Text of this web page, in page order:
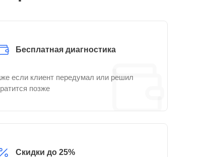
Бесплатная диагностика
если клиент передумал или решил
позже
Скидки до 25%